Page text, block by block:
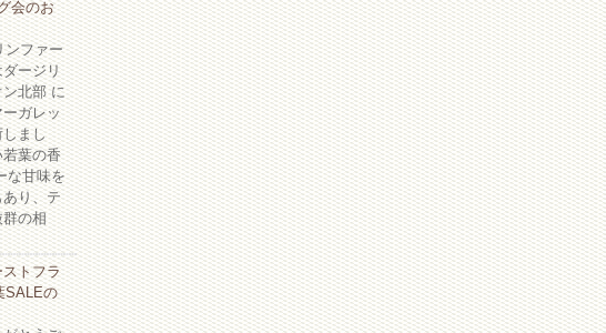
会のお
ンファー
ダージリ
北部 に
ガレッ
しまし
若葉の香
な甘味を
り、テ
群の相
ストフラ
の